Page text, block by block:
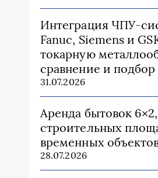
Интеграция ЧПУ-
Fanuc, Siemens и
токарную
сравнение и подбор
31.07.2026
Аренда бытовок
строительных
временных
28.07.2026